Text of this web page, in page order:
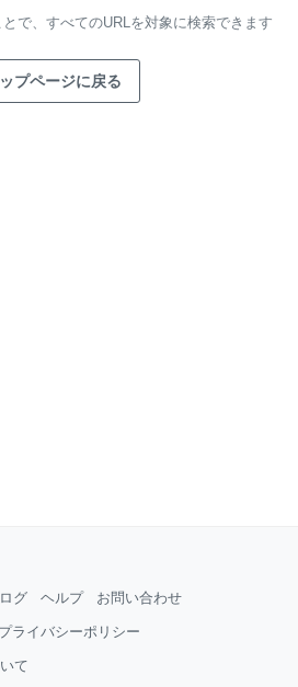
で、 すべてのURLを対象に検索できます
ップページに戻る
グ ヘルプ お問い合わせ
プライバシーポリシー
て